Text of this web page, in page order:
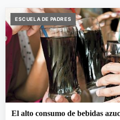
ESCUELA DE PADRES
El alto consumo de bebidas